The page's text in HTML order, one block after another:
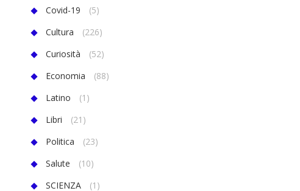
Covid-19
(5)
Cultura
(226)
Curiosità
(52)
Economia
(88)
Latino
(1)
Libri
(21)
Politica
(23)
Salute
(10)
SCIENZA
(1)